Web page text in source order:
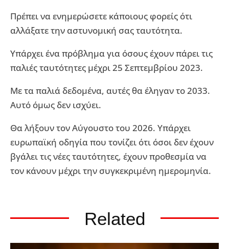
Πρέπει να ενημερώσετε κάποιους φορείς ότι
αλλάξατε την αστυνομική σας ταυτότητα.
Υπάρχει ένα πρόβλημα για όσους έχουν πάρει τις
παλιές ταυτότητες μέχρι 25 Σεπτεμβρίου 2023.
Με τα παλιά δεδομένα, αυτές θα έληγαν το 2033.
Αυτό όμως δεν ισχύει.
Θα λήξουν τον Αύγουστο του 2026. Υπάρχει
ευρωπαϊκή οδηγία που τονίζει ότι όσοι δεν έχουν
βγάλει τις νέες ταυτότητες, έχουν προθεσμία να
τον κάνουν μέχρι την συγκεκριμένη ημερομηνία.
Related